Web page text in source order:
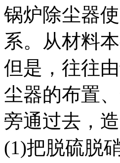
锅炉除尘器
系。从材料
但是，往往
尘器的布置
旁通过去，
(1)把脱硫脱